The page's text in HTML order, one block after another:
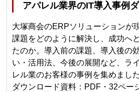
アパレル業界のIT導入事例
大塚商会のERPソリューションが
課題をどのように解決し、成功へ
たのか。導入前の課題、導入後の
い・活用法、今後の展開など、ラ
レル業のお客様の事例を集めました
ダウンロード資料：PDF・32ペー